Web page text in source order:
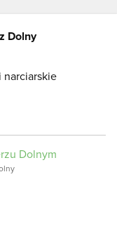
Dolny
narciarskie
Dolnym